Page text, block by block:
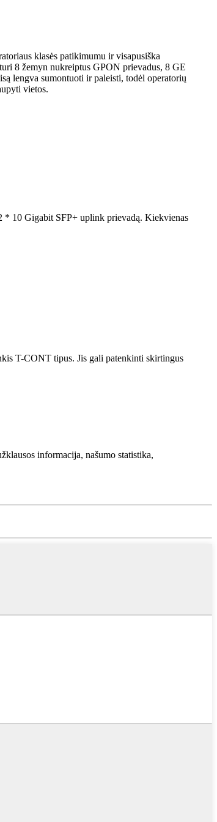
klasės patikimumu ir visapusiška
8 žemyn nukreiptus GPON prievadus, 8 GE
lengva sumontuoti ir paleisti, todėl operatorių
vietos.
* 10 Gigabit SFP+ uplink prievadą. Kiekvienas
T-CONT tipus. Jis gali patenkinti skirtingus
informacija, našumo statistika,